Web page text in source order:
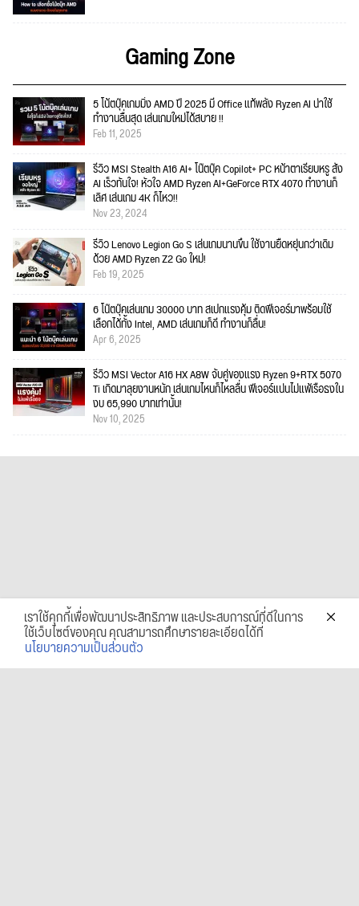
Gaming Zone
5 โน้ตบุ๊คเกมมิ่ง AMD ปี 2025 มี Office แท้พลัง Ryzen AI น่าใช้
ทำงานลื่นสุด เล่นเกมใหม่ได้สบาย !!
Feb 11, 2025
รีวิว MSI Stealth A16 AI+ โน๊ตบุ๊ค Copilot+ PC หน้าตาเรียบหรู สั่ง
AI เร็วทันใจ! หัวใจ AMD Ryzen AI+GeForce RTX 4070 ทำงานก็
เลิศ เล่นเกม 4K ก็ไหว!!
Nov 23, 2024
รีวิว Lenovo Legion Go S เล่นเกมนานขึ้น ใช้งานยืดหยุ่นกว่าเดิม
ด้วย AMD Ryzen Z2 Go ใหม่!
Feb 19, 2025
6 โน๊ตบุ๊คเล่นเกม 30000 บาท สเปกแรงคุ้ม ติดฟีเจอร์มาพร้อมใช้
เลือกได้ทั้ง Intel, AMD เล่นเกมก็ดี ทำงานก็ลื่น!
Apr 6, 2025
รีวิว MSI Vector A16 HX A8W จับคู่ของแรง Ryzen 9+RTX 5070
Ti เกิดมาลุยงานหนัก เล่นเกมไหนก็ไหลลื่น ฟีเจอร์แน่นไม่แพ้เรือธงใน
งบ 65,990 บาทเท่านั้น!
Nov 10, 2025
เราใช้คุกกี้เพื่อพัฒนาประสิทธิภาพ และประสบการณ์ที่ดีในการ
ใช้เว็บไซต์ของคุณ คุณสามารถศึกษารายละเอียดได้ที่
นโยบายความเป็นส่วนตัว